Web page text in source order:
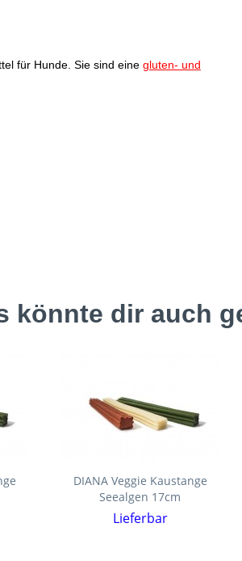
für Hunde. Sie sind eine gluten- und
könnte dir auch
DIANA Veggie Kaustange
Seealgen 17cm
Lieferbar